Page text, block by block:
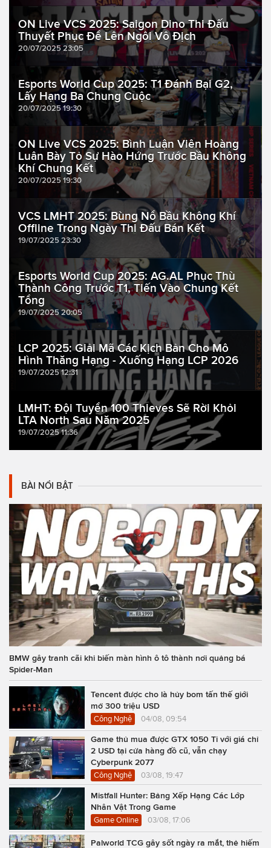
ON Live VCS 2025: Saigon Dino Thi Đấu
Thuyết Phục Để Lên Ngôi Vô Địch
20/07/2025 23:05
Esports World Cup 2025: T1 Đánh Bại G2,
Lấy Hạng Ba Chung Cuộc
20/07/2025 19:30
ON Live VCS 2025: Bình Luận Viên Hoàng
Luân Bày Tỏ Sự Hào Hứng Trước Bầu Không
Khí Chung Kết
20/07/2025 19:30
VCS LMHT 2025: Bùng Nổ Bầu Không Khí
Offline Trong Ngày Thi Đấu Bán Kết
19/07/2025 23:30
Esports World Cup 2025: AG.AL Phục Thù
Thành Công Trước T1, Tiến Vào Chung Kết
Tổng
19/07/2025 20:05
LCP 2025: Giải Mã Các Kịch Bản Cho Mô
Hình Thăng Hạng - Xuống Hạng LCP 2026
19/07/2025 12:31
LMHT: Đội Tuyển 100 Thieves Sẽ Rời Khỏi
LTA North Sau Năm 2025
19/07/2025 11:36
BÀI NỔI BẬT
BMW gây tranh cãi khi biến màn hình ô tô thành nơi quảng bá
Spider-Man
Tencent được cho là hủy bom tấn thế giới
mở 300 triệu USD
Công Nghệ 04/08, 09:54
Game thủ mua được GTX 1050 Ti với giá chỉ
2 USD tại cửa hàng đồ cũ, vẫn chạy
Cyberpunk 2077
Công Nghệ 03/08, 19:47
Mistfall Hunter: Bảng Xếp Hạng Các Lớp
Nhân Vật Trong Game
Game Online 03/08, 17:06
Palworld TCG gây sốt ngày ra mắt, thẻ hiếm